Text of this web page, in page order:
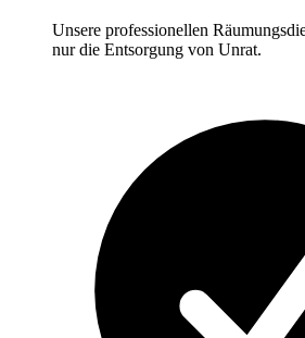
Unsere professionellen
nur die Entsorgung von Unrat.